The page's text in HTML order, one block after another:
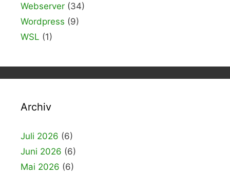
Webserver (34)
Wordpress (9)
WSL (1)
Archiv
Juli 2026 (6)
Juni 2026 (6)
Mai 2026 (6)